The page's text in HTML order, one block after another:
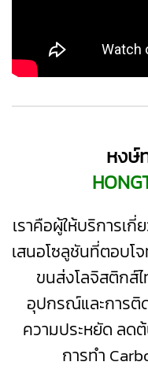
หงษ์
เราคือผู้ให้บริการเ
เสนอโซลูชันที่ตอบโ
ขนส่งโลจิสติกส์
อุปกรณ์และการติ
ความประหยัด ลด
การทำ